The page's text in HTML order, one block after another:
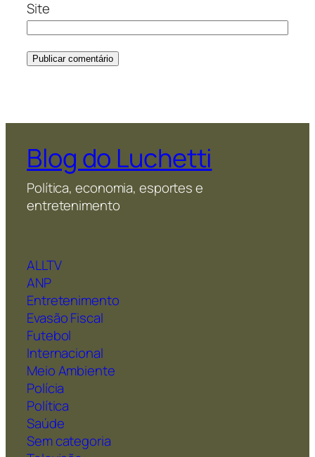
Site
Blog do Luchetti
Política, economia, esportes e
entretenimento
ALLTV
ANP
Entretenimento
Evasão Fiscal
Futebol
Internacional
Meio Ambiente
Polícia
Política
Saúde
Sem categoria